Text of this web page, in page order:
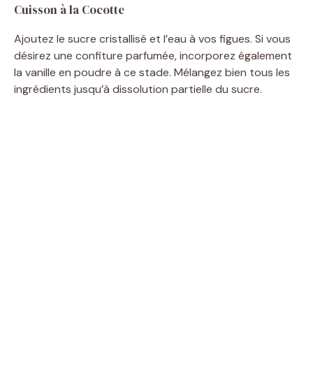
Cuisson à la Cocotte
Ajoutez le sucre cristallisé et l’eau à vos figues. Si vous
désirez une confiture parfumée, incorporez également
la vanille en poudre à ce stade. Mélangez bien tous les
ingrédients jusqu’à dissolution partielle du sucre.